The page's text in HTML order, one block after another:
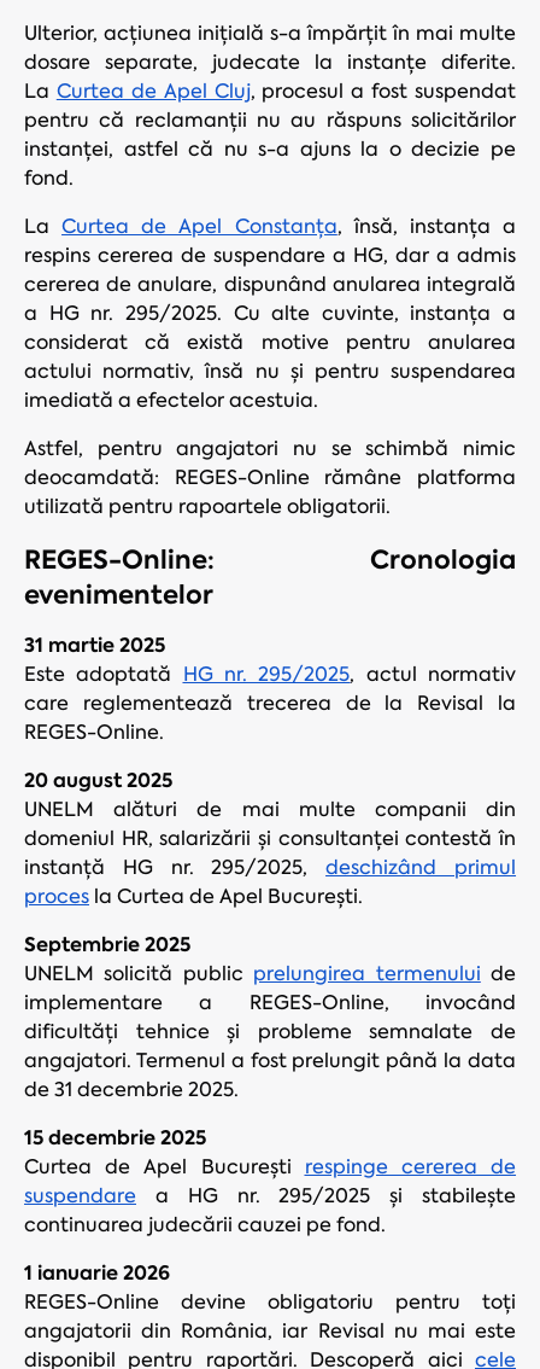
Ulterior, acțiunea inițială s-a împărțit în mai multe
dosare separate, judecate la instanțe diferite.
La Curtea de Apel Cluj, procesul a fost suspendat
pentru că reclamanții nu au răspuns solicitărilor
instanței, astfel că nu s-a ajuns la o decizie pe
fond.
LaCurtea de Apel Constanța, însă, instanța a
respins cererea de suspendare a HG, dar a admis
cererea de anulare, dispunând anularea integrală
a HG nr. 295/2025. Cu alte cuvinte, instanța a
considerat că există motive pentru anularea
actului normativ, însă nu și pentru suspendarea
imediată a efectelor acestuia.
Astfel, pentru angajatori nu se schimbă nimic
deocamdată: REGES-Online rămâne platforma
utilizată pentru rapoartele obligatorii.
REGES-Online: Cronologia
evenimentelor
31 martie 2025
Este adoptată HG nr. 295/2025, actul normativ
care reglementează trecerea de la Revisal la
REGES-Online.
20 august 2025
UNELM alături de mai multe companii din
domeniul HR, salarizării și consultanței contestă în
instanță HG nr. 295/2025,deschizând primul
proces la Curtea de Apel București.
Septembrie 2025
UNELM solicită public prelungirea termenului de
implementare a REGES-Online, invocând
dificultăți tehnice și probleme semnalate de
angajatori. Termenul a fost prelungit până la data
de 31 decembrie 2025.
15 decembrie 2025
Curtea de Apel București respinge cererea de
suspendare a HG nr. 295/2025 și stabilește
continuarea judecării cauzei pe fond.
1 ianuarie 2026
REGES-Online devine obligatoriu pentru toți
angajatorii din România, iar Revisal nu mai este
disponibil pentru raportări. Descoperă aici cele